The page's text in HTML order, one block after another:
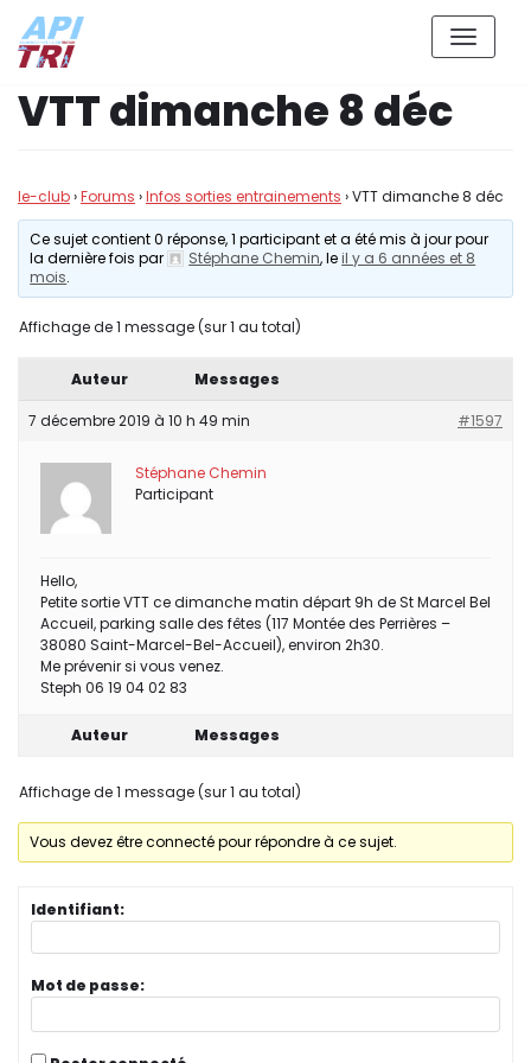
Aller
au
contenu
VTT dimanche 8 déc
le-club›Forums ›Infos sorties entrainements ›VTT dimanche 8 déc
Ce sujet contient 0 réponse, 1 participant et a été mis à jour pour
la dernière fois par
Stéphane Chemin, leil y a 6 années et 8
mois.
Affichage de 1 message (sur 1 au total)
Auteur Messages
7 décembre 2019 à 10 h 49 min #1597
Stéphane Chemin
Participant
Hello,
Petite sortie VTT ce dimanche matin départ 9h de St Marcel Bel
Accueil, parking salle des fêtes (117 Montée des Perrières –
38080 Saint-Marcel-Bel-Accueil), environ 2h30.
Me prévenir si vous venez.
Steph 06 19 04 02 83
Auteur Messages
Affichage de 1 message (sur 1 au total)
Vous devez être connecté pour répondre à ce sujet.
Identifiant:
Mot de passe: